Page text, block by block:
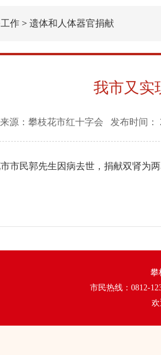
作 > 遗体和人体器官捐献
我市又实
来源： 攀枝花市红十字会 发布时间：
民郭先生因病去世，捐献双肾为
攀
市民热线：0812-